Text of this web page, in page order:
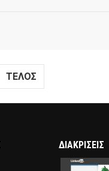
ΤΈΛΟΣ
ΔΙΑΚΡΊΣΕΙΣ